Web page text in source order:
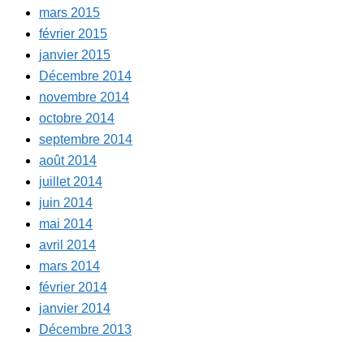
mars 2015
février 2015
janvier 2015
Décembre 2014
novembre 2014
octobre 2014
septembre 2014
août 2014
juillet 2014
juin 2014
mai 2014
avril 2014
mars 2014
février 2014
janvier 2014
Décembre 2013